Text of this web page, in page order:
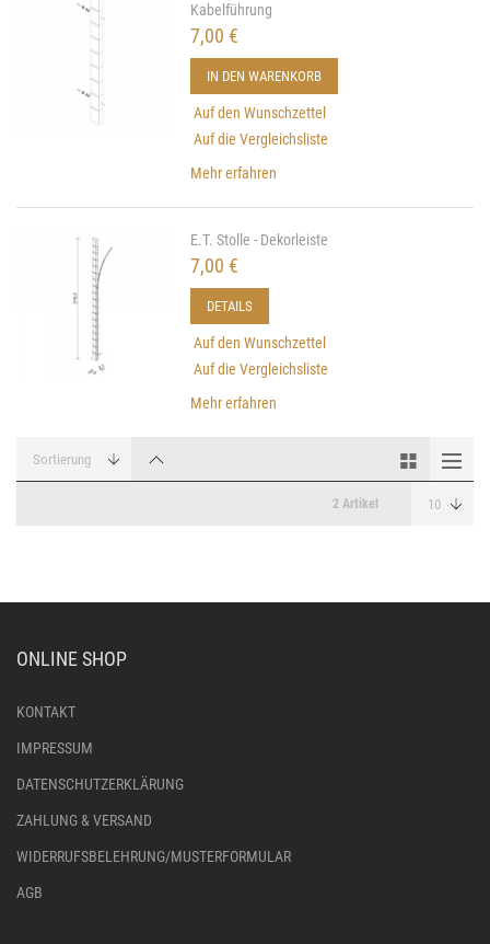
Kabelführung
7,00 €
IN DEN WARENKORB
Auf den Wunschzettel
Auf die Vergleichsliste
Mehr erfahren
E.T. Stolle - Dekorleiste
7,00 €
DETAILS
Auf den Wunschzettel
Auf die Vergleichsliste
Mehr erfahren
2 Artikel
ONLINE SHOP
KONTAKT
IMPRESSUM
DATENSCHUTZERKLÄRUNG
ZAHLUNG & VERSAND
WIDERRUFSBELEHRUNG/MUSTERFORMULAR
AGB